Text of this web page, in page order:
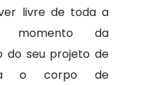
livre de toda a
momento da
do seu projeto de
o corpo de